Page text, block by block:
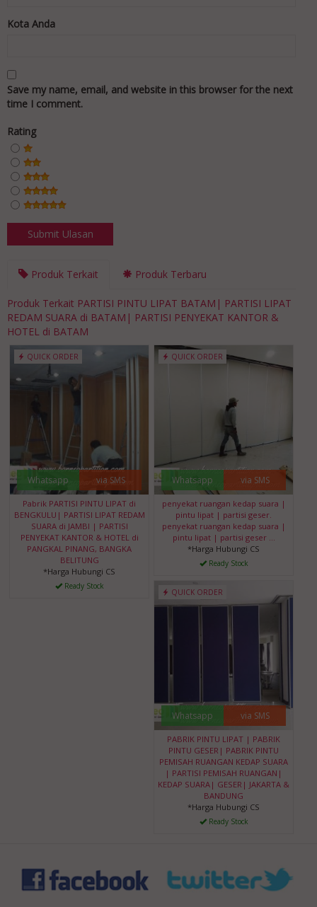
Kota Anda
Save my name, email, and website in this browser for the next
time I comment.
Rating
Produk Terkait Produk Terbaru
Produk Terkait PARTISI PINTU LIPAT BATAM| PARTISI LIPAT
REDAM SUARA di BATAM| PARTISI PENYEKAT KANTOR &
HOTEL di BATAM
QUICK ORDER
Whatsapp via SMS
Pabrik PARTISI PINTU LIPAT di
BENGKULU| PARTISI LIPAT REDAM
SUARA di JAMBI | PARTISI
PENYEKAT KANTOR & HOTEL di
PANGKAL PINANG, BANGKA
BELITUNG
*Harga Hubungi CS
Ready Stock
QUICK ORDER
Whatsapp via SMS
penyekat ruangan kedap suara |
pintu lipat | partisi geser.
penyekat ruangan kedap suara |
pintu lipat | partisi geser …
*Harga Hubungi CS
Ready Stock
QUICK ORDER
Whatsapp via SMS
PABRIK PINTU LIPAT | PABRIK
PINTU GESER| PABRIK PINTU
PEMISAH RUANGAN KEDAP SUARA
| PARTISI PEMISAH RUANGAN|
KEDAP SUARA| GESER| JAKARTA &
BANDUNG
*Harga Hubungi CS
Ready Stock